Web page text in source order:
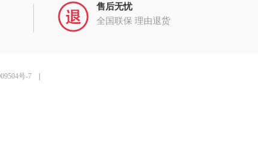
售后无忧
全国联保 理由退货
号-7|